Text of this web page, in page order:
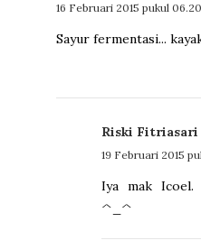
16 Februari 2015 pukul 06.20
Sayur fermentasi...
Riski Fitriasari
19 Februari 2015
Iya mak Icoel.
^_^